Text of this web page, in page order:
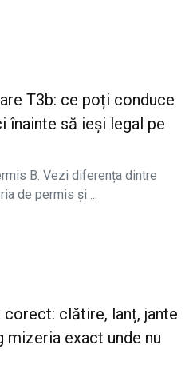
T3b: ce poți conduce
înainte să ieși legal pe
B. Vezi diferența dintre
de permis și ...
clătire, lanț, jante
exact unde nu